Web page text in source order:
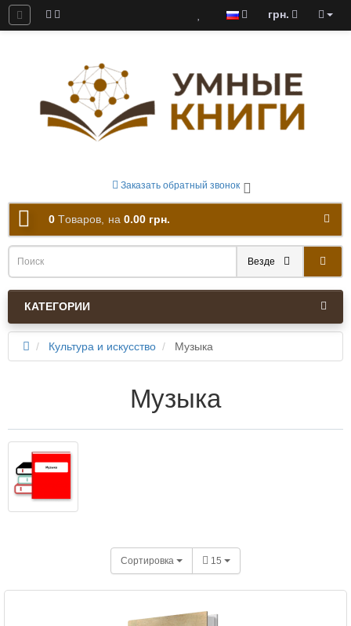
грн.
Заказать обратный звонок
0 Tоваров, на 0.00 грн.
Везде
КАТЕГОРИИ
Культура и искусство Музыка
Музыка
Сортировка 15